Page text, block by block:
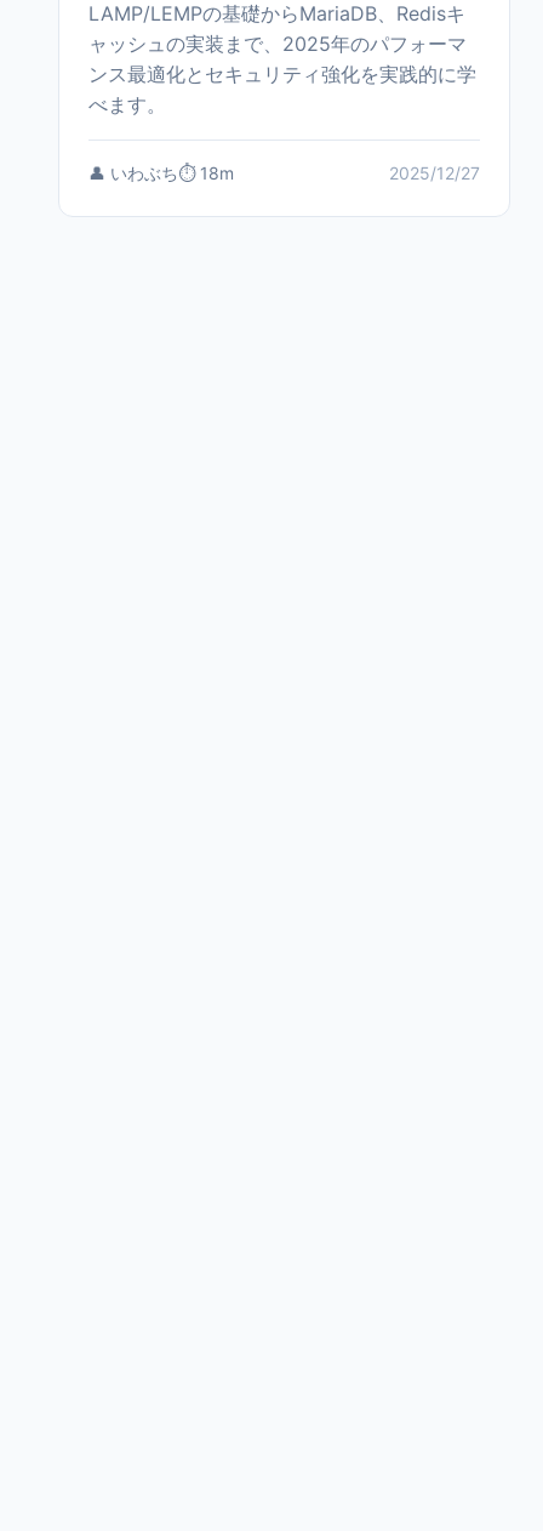
LAMP/LEMPの基礎からMariaDB、Redisキ
ャッシュの実装まで、2025年のパフォーマ
ンス最適化とセキュリティ強化を実践的に学
べます。
👤 いわぶち⏱️ 18m 2025/12/27